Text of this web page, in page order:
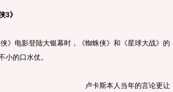
》
电影登陆大银幕时，《蜘蛛侠》和《星球大战》的
小的口水仗。
卢卡斯本人当年的言论更让